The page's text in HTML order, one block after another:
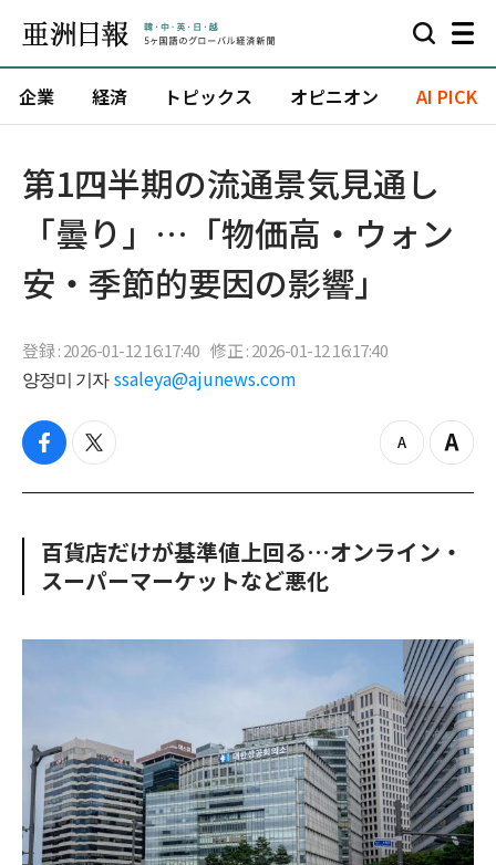
企業 経済 トピックス オピニオン AI PICK
第1四半期の流通景気見通し
「曇り」…「物価高・ウォン
安・季節的要因の影響」
登録 : 2026-01-12 16:17:40 修正 : 2026-01-12 16:17:40
양정미 기자 ssaleya@ajunews.com
f
c
o
o
t
i
e
r
z
o
u
Z
o
n
百貨店だけが基準値上回る…オンライン・
スーパーマーケットなど悪化